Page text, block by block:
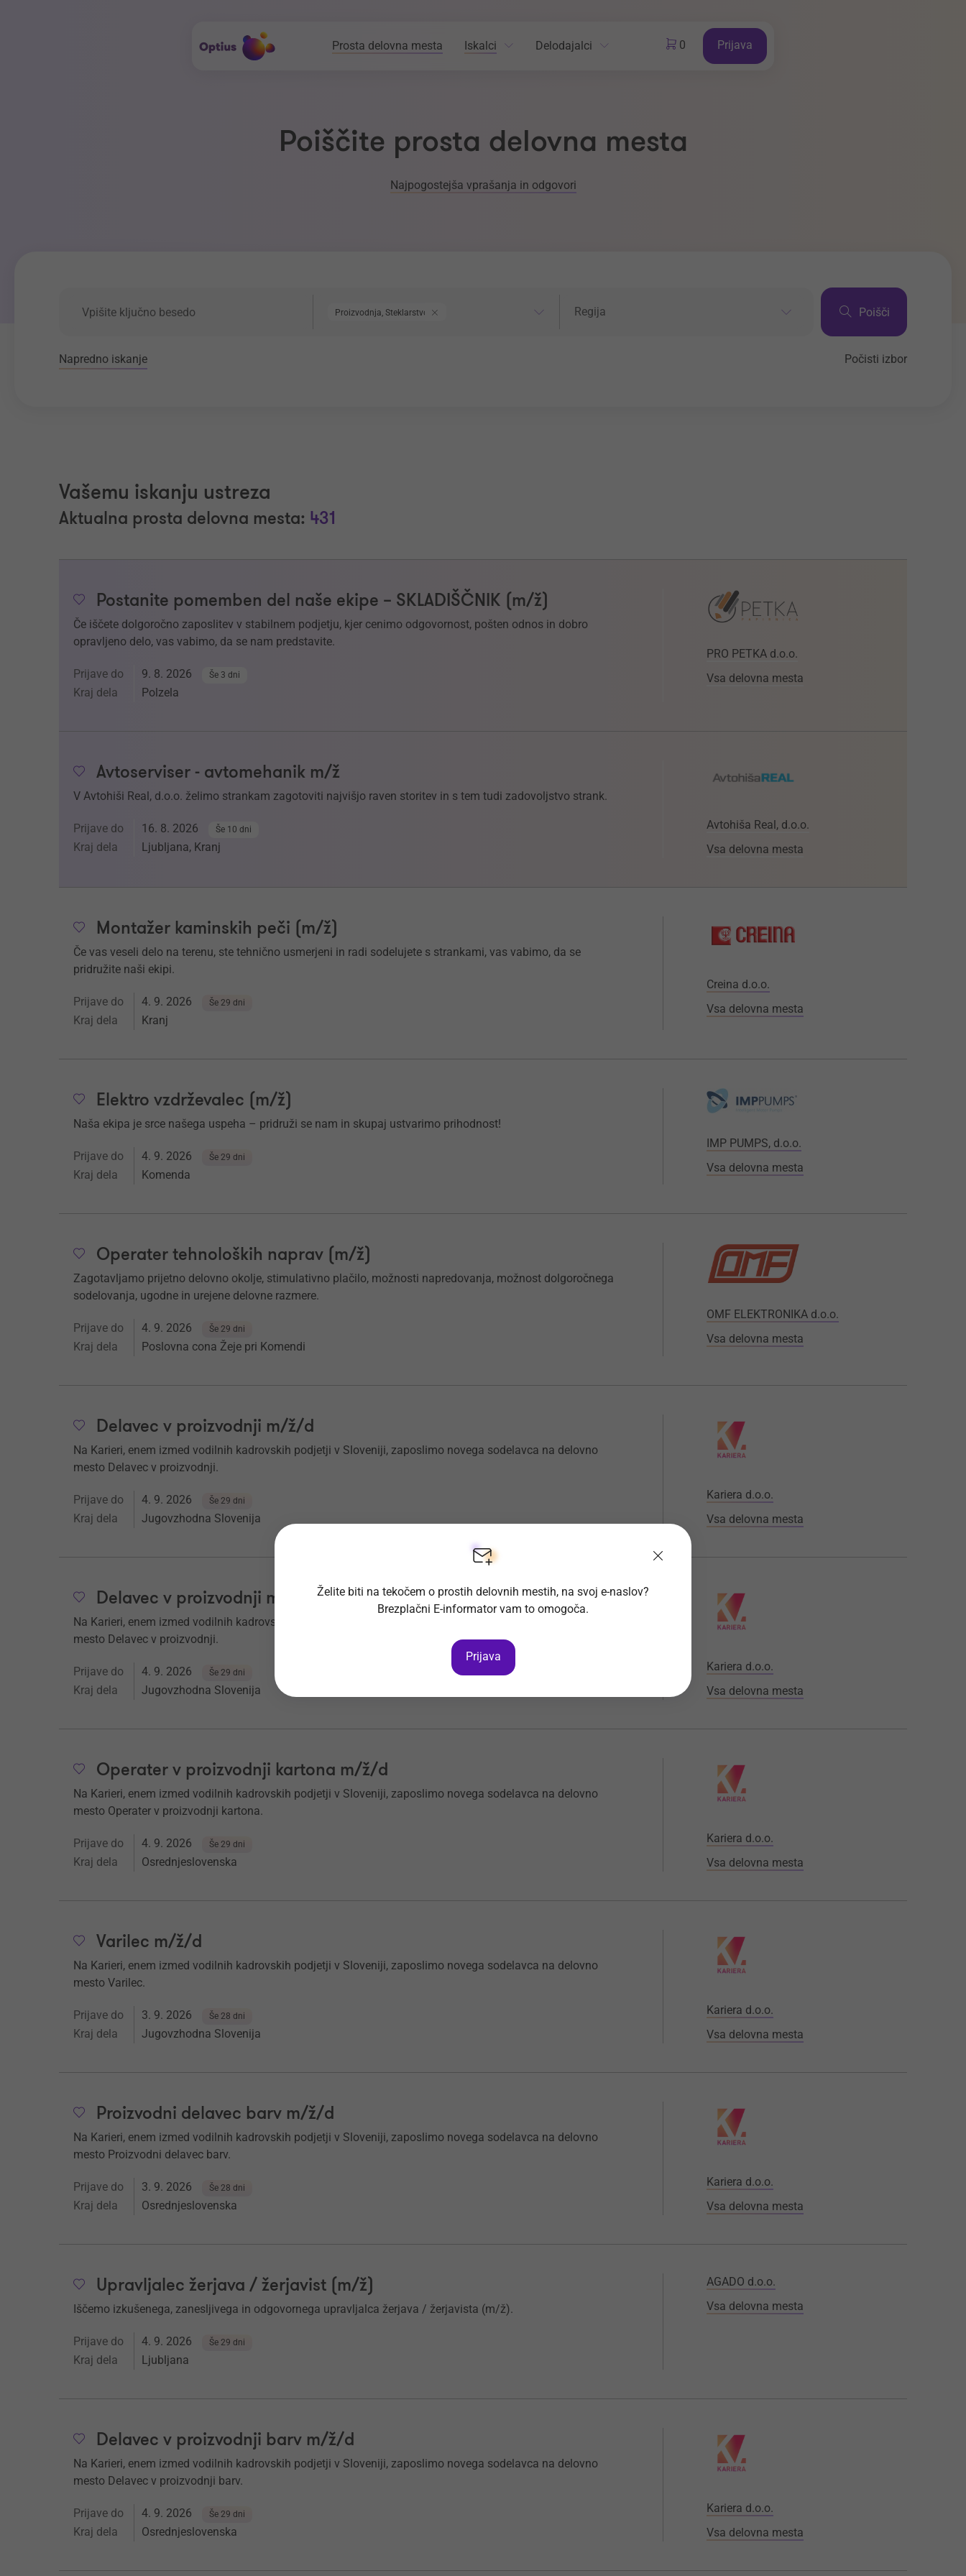
Prosta delovna mesta Iskalci Delodajalci 0 Prijava
Poiščite prosta delovna mesta
Najpogostejša vprašanja in odgovori
Proizvodnja, Steklarstvo Regija Poišči
Napredno iskanje Počisti izbor
Vašemu iskanju ustreza
Aktualna prosta delovna mesta: 431
Postanite pomemben del naše ekipe – SKLADIŠČNIK (m/ž)
Če iščete dolgoročno zaposlitev v stabilnem podjetju, kjer cenimo odgovornost, pošten odnos in dobro
opravljeno delo, vas vabimo, da se nam predstavite.
Prijave do 9. 8. 2026 Še 3 dni
Kraj dela Polzela
PRO PETKA d.o.o.
Vsa delovna mesta
Avtoserviser - avtomehanik m/ž
V Avtohiši Real, d.o.o. želimo strankam zagotoviti najvišjo raven storitev in s tem tudi zadovoljstvo strank.
Prijave do 16. 8. 2026 Še 10 dni
Kraj dela Ljubljana, Kranj
Avtohiša Real, d.o.o.
Vsa delovna mesta
Montažer kaminskih peči (m/ž)
Če vas veseli delo na terenu, ste tehnično usmerjeni in radi sodelujete s strankami, vas vabimo, da se
pridružite naši ekipi.
Prijave do 4. 9. 2026 Še 29 dni
Kraj dela Kranj
Creina d.o.o.
Vsa delovna mesta
Elektro vzdrževalec (m/ž)
Naša ekipa je srce našega uspeha – pridruži se nam in skupaj ustvarimo prihodnost!
Prijave do 4. 9. 2026 Še 29 dni
Kraj dela Komenda
IMP PUMPS, d.o.o.
Vsa delovna mesta
Operater tehnoloških naprav (m/ž)
Zagotavljamo prijetno delovno okolje, stimulativno plačilo, možnosti napredovanja, možnost dolgoročnega
sodelovanja, ugodne in urejene delovne razmere.
Prijave do 4. 9. 2026 Še 29 dni
Kraj dela Poslovna cona Žeje pri Komendi
OMF ELEKTRONIKA d.o.o.
Vsa delovna mesta
Delavec v proizvodnji m/ž/d
Na Karieri, enem izmed vodilnih kadrovskih podjetji v Sloveniji, zaposlimo novega sodelavca na delovno
mesto Delavec v proizvodnji.
Prijave do 4. 9. 2026 Še 29 dni
Kraj dela Jugovzhodna Slovenija
Kariera d.o.o.
Vsa delovna mesta
Delavec v proizvodnji m/ž/d
Na Karieri, enem izmed vodilnih kadrovskih podjetji v Sloveniji, zaposlimo novega sodelavca na delovno
mesto Delavec v proizvodnji.
Prijave do 4. 9. 2026 Še 29 dni
Kraj dela Jugovzhodna Slovenija
Kariera d.o.o.
Vsa delovna mesta
Operater v proizvodnji kartona m/ž/d
Na Karieri, enem izmed vodilnih kadrovskih podjetji v Sloveniji, zaposlimo novega sodelavca na delovno
mesto Operater v proizvodnji kartona.
Prijave do 4. 9. 2026 Še 29 dni
Kraj dela Osrednjeslovenska
Kariera d.o.o.
Vsa delovna mesta
Varilec m/ž/d
Na Karieri, enem izmed vodilnih kadrovskih podjetji v Sloveniji, zaposlimo novega sodelavca na delovno
mesto Varilec.
Prijave do 3. 9. 2026 Še 28 dni
Kraj dela Jugovzhodna Slovenija
Kariera d.o.o.
Vsa delovna mesta
Proizvodni delavec barv m/ž/d
Na Karieri, enem izmed vodilnih kadrovskih podjetji v Sloveniji, zaposlimo novega sodelavca na delovno
mesto Proizvodni delavec barv.
Prijave do 3. 9. 2026 Še 28 dni
Kraj dela Osrednjeslovenska
Kariera d.o.o.
Vsa delovna mesta
Upravljalec žerjava / žerjavist (m/ž)
Iščemo izkušenega, zanesljivega in odgovornega upravljalca žerjava / žerjavista (m/ž).
Prijave do 4. 9. 2026 Še 29 dni
Kraj dela Ljubljana
AGADO d.o.o.
Vsa delovna mesta
Delavec v proizvodnji barv m/ž/d
Na Karieri, enem izmed vodilnih kadrovskih podjetji v Sloveniji, zaposlimo novega sodelavca na delovno
mesto Delavec v proizvodnji barv.
Prijave do 4. 9. 2026 Še 29 dni
Kraj dela Osrednjeslovenska
Kariera d.o.o.
Vsa delovna mesta
Želite biti na tekočem o prostih delovnih mestih, na svoj e-naslov?
Brezplačni E-informator vam to omogoča.
Prijava